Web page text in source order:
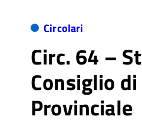
Circolari
Circ. 64 –
Consiglio
Provinciale